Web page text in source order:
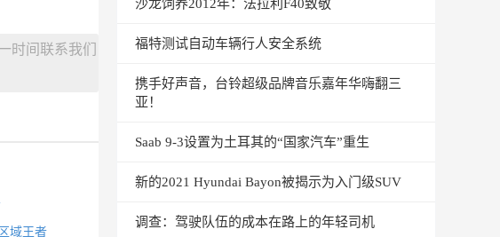
时间联系我们
域王者
沙龙饲养2012年：法拉利F40致敬
福特测试自动车辆行人安全系统
携手好声音，台铃超级品牌音乐嘉年华嗨翻三
亚！
Saab 9-3设置为土耳其的“国家汽车”重生
新的2021 Hyundai Bayon被揭示为入门级SUV
调查：驾驶队伍的成本在路上的年轻司机